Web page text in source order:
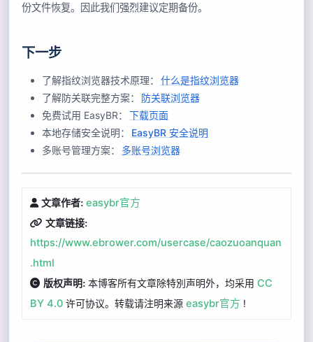
份文件恢复。因此我们强烈建议定期备份。
下一步
了解指纹浏览器技术原理：
什么是指纹浏览器
了解防关联完整方案：
防关联浏览器
免费试用 EasyBR：
下载页面
本地存储安全说明：
EasyBR 安全说明
多账号管理方案：
多账号浏览器
文章作者: easybr官方
文章链接:
https://www.ebrower.com/usercase/caozuoanquan
.html
版权声明: 本博客所有文章除特別声明外，均采用CC
BY 4.0 许可协议。转载请注明来源easybr官方 !